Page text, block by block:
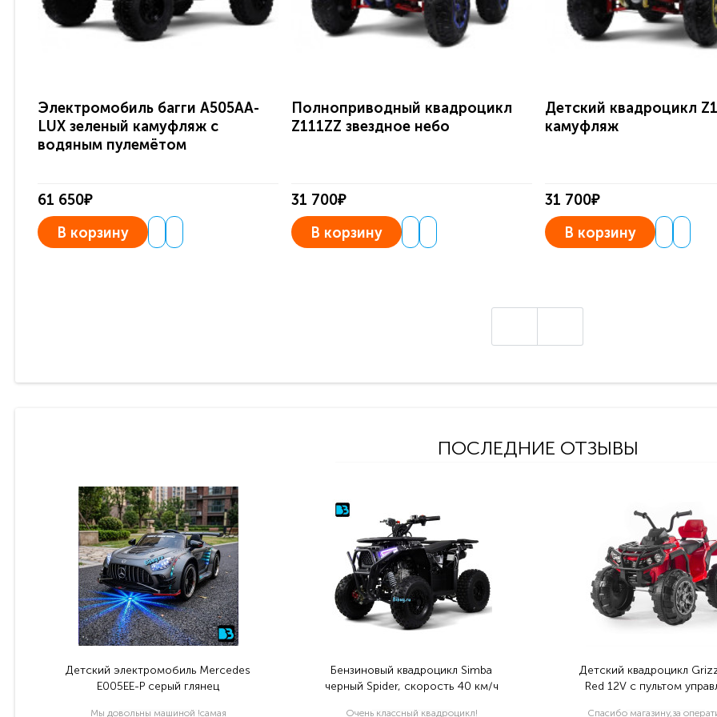
Электромобиль багги A505AA-
LUX зеленый камуфляж с
водяным пулемётом
61 650₽
В корзину
Полноприводный квадроцикл
Z111ZZ звездное небо
31 700₽
В корзину
Детский квадроцикл
камуфляж
31 700₽
В корзину
ПОСЛЕДНИЕ ОТЗЫВЫ
Детский электромобиль Mercedes
E005EE-P серый глянец
Мы довольны машиной !самая
Бензиновый квадроцикл Simba
черный Spider, скорость 40 км/ч
Очень классный квадроцикл!
Детский квадроцикл
Red 12V с пультом
Спасибо магазину,за